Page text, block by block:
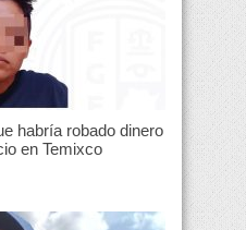
habría robado dinero
en Temixco